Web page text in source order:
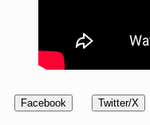
Facebook Twitter/X